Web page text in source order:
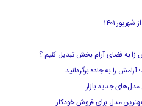
۱۴۰۱
به فضای آرام بخش تبدیل کنیم ؟
را به جاده برگردانید
جدید بازار
مدل برای فروش خودکار